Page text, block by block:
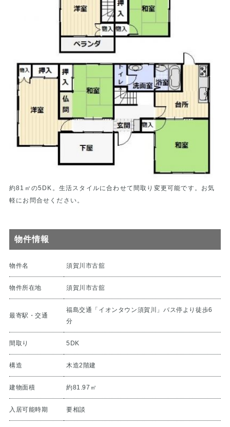
約81㎡の5DK。生活スタイルに合わせて間取り変更可能です。お気
軽にお問合せください。
物件情報
物件名 須賀川市古舘
物件所在地 須賀川市古舘
最寄駅・交通
福島交通「イオンタウン須賀川」バス停より徒歩6
分
間取り 5DK
構造 木造2階建
建物面積 約81.97㎡
入居可能時期 要相談